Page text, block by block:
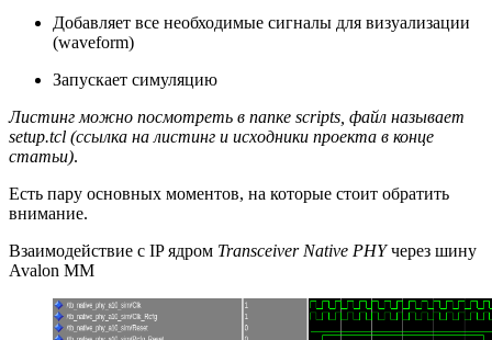
Добавляет все необходимые сигналы для визуализации
(waveform)
Запускает симуляцию
Листинг можно посмотреть в папке scripts, файл называет
setup.tcl (ссылка на листинг и исходники проекта в конце
статьи).
Есть пару основных моментов, на которые стоит обратить
внимание.
Взаимодействие с IP ядром Transceiver Native PHYчерез шину
Avalon MM